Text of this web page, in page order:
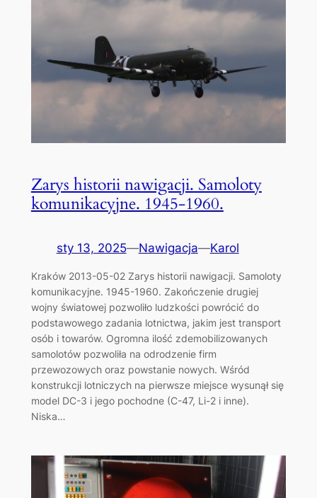
Zarys historii nawigacji. Samoloty
komunikacyjne. 1945-1960.
sty 13, 2025—Nawigacja—Karol
Kraków 2013-05-02 Zarys historii nawigacji. Samoloty
komunikacyjne. 1945-1960. Zakończenie drugiej
wojny światowej pozwoliło ludzkości powrócić do
podstawowego zadania lotnictwa, jakim jest transport
osób i towarów. Ogromna ilość zdemobilizowanych
samolotów pozwoliła na odrodzenie firm
przewozowych oraz powstanie nowych. Wśród
konstrukcji lotniczych na pierwsze miejsce wysunął się
model DC-3 i jego pochodne (C-47, Li-2 i inne).
Niska…